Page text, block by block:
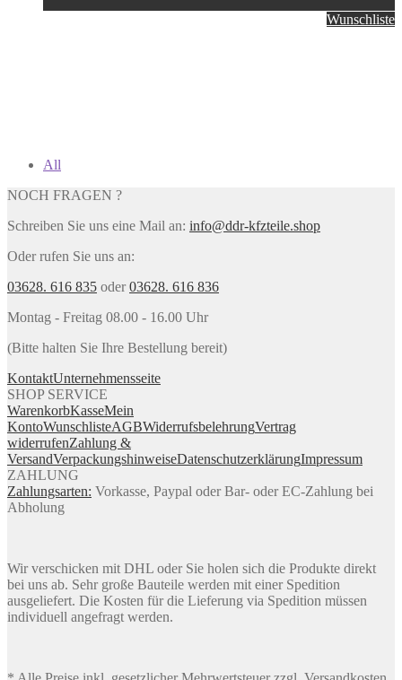
Wunschliste
All
NOCH FRAGEN ?
Schreiben Sie uns eine Mail an: info@ddr-kfzteile.shop
Oder rufen Sie uns an:
03628. 616 835 oder03628. 616 836
Montag - Freitag 08.00 - 16.00 Uhr
(Bitte halten Sie Ihre Bestellung bereit)
KontaktUnternehmensseite
SHOP SERVICE
WarenkorbKasseMein
KontoWunschlisteAGBWiderrufsbelehrungVertrag
widerrufenZahlung &
VersandVerpackungshinweiseDatenschutzerklärungImpressum
ZAHLUNG
Zahlungsarten: Vorkasse, Paypal oder Bar- oder EC-Zahlung bei
Abholung
Wir verschicken mit DHL oder Sie holen sich die Produkte direkt
bei uns ab. Sehr große Bauteile werden mit einer Spedition
ausgeliefert. Die Kosten für die Lieferung via Spedition müssen
individuell angefragt werden.